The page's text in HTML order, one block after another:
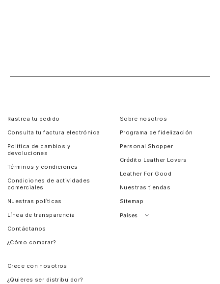
Rastrea tu pedido
Consulta tu factura electrónica
Política de cambios y
devoluciones
Términos y condiciones
Condiciones de actividades
comerciales
Nuestras políticas
Línea de transparencia
Contáctanos
¿Cómo comprar?
Sobre nosotros
Programa de fidelización
Personal Shopper
Crédito Leather Lovers
Leather For Good
Nuestras tiendas
Sitemap
Países
Crece con nosotros
¿Quieres ser distribuidor?